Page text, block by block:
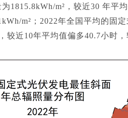
1815.8kWh/m²，较近30 年平
m²；2022年全国平均的固
较近10年平均值偏多40.7小时，